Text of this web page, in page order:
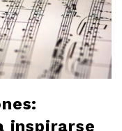
inspirarse